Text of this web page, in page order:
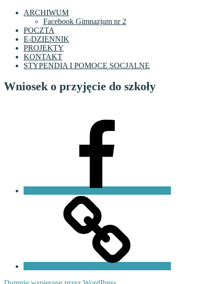
ARCHIWUM
Facebook Gimnazjum nr 2
POCZTA
E-DZIENNIK
PROJEKTY
KONTAKT
STYPENDIA I POMOCE SOCJALNE
Wniosek o przyjęcie do szkoły